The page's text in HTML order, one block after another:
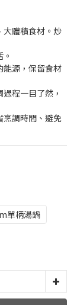
體積食材。炒
源，保留食材
程一目了然，
調時間、避免
單柄湯鍋